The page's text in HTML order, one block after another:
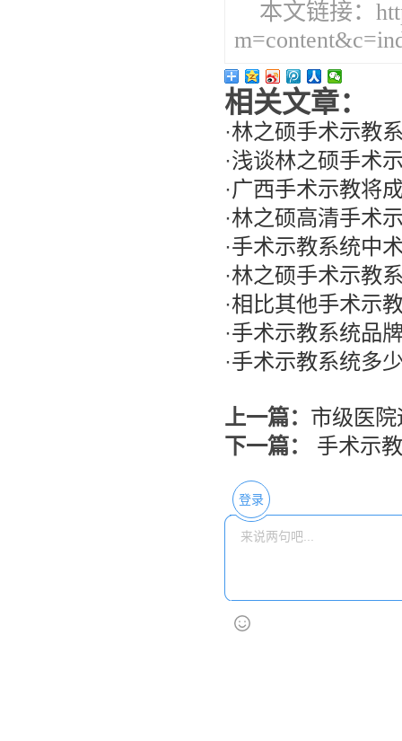
本文链接：
相关文章：
·林之硕手术示教
·浅谈林之硕手术
·广西手术示教将
·林之硕高清手术
·手术示教系统中
·林之硕手术示教
·相比其他手术示
·手术示教系统品
·手术示教系统多
上一篇： 市级医
下一篇：
手术示
登录